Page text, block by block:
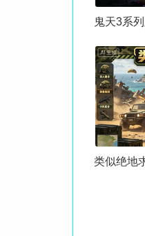
鬼天3系
类似绝地